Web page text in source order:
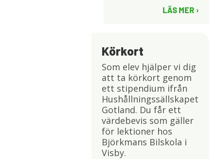
LÄS MER
Körkort
Som elev hjälper vi dig
att ta körkort genom
ett stipendium ifrån
Hushållningssällskapet
Gotland. Du får ett
värdebevis som gäller
för lektioner hos
Björkmans Bilskola i
Visby.